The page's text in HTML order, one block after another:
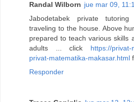
Randal Wilborn jue mar 09,
Jabodetabek private
traveling to the house. Above
prepared to teach various skills
adults ... click https://privat-
privat-matematika-makasar.html
Responder